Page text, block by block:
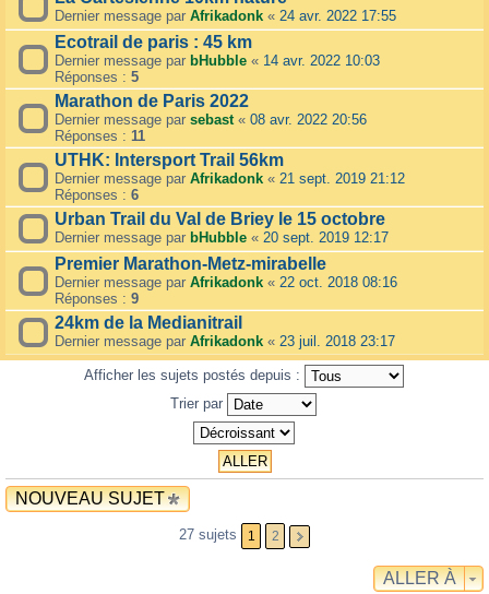
Dernier message par Afrikadonk « 24 avr. 2022 17:55
Ecotrail de paris : 45 km
Dernier message par bHubble « 14 avr. 2022 10:03
Réponses : 5
Marathon de Paris 2022
Dernier message par sebast« 08 avr. 2022 20:56
Réponses : 11
UTHK: Intersport Trail 56km
Dernier message par Afrikadonk « 21 sept. 2019 21:12
Réponses : 6
Urban Trail du Val de Briey le 15 octobre
Dernier message par bHubble « 20 sept. 2019 12:17
Premier Marathon-Metz-mirabelle
Dernier message par Afrikadonk « 22 oct. 2018 08:16
Réponses : 9
24km de la Medianitrail
Dernier message par Afrikadonk « 23 juil. 2018 23:17
Afficher les sujets postés depuis :
Trier par
NOUVEAU SUJET
27 sujets 1 2
ALLER À